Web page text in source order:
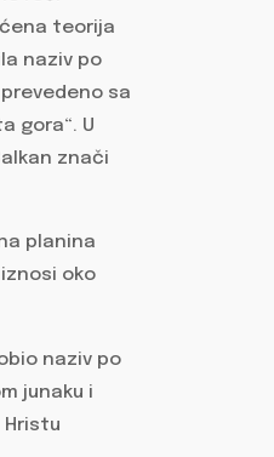
teorija
naziv po
prevedeno sa
gora“. U
znači
planina
oko
naziv po
junaku i